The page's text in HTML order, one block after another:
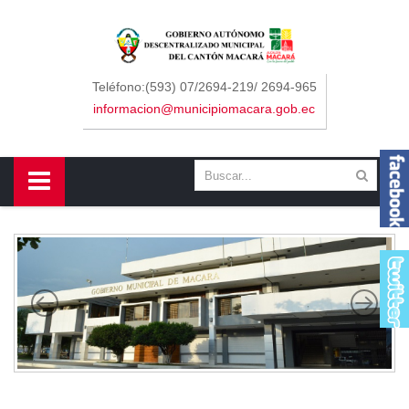
Teléfono:(593) 07/2694-219/ 2694-965
informacion@municipiomacara.gob.ec
Sidebar Menu
Concejo
Departamentos
Contáctenos
Cantón
Himno a Macará
Símbolos Patrios